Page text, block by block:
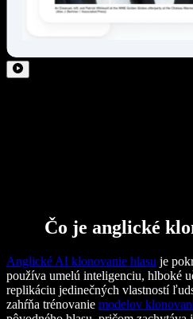
Čo je anglické
Anglické AI klonovanie hlasu je
používa umelú inteligenciu, hlboké
replikáciu jedinečných vlastností
zahŕňa trénovanie modelov